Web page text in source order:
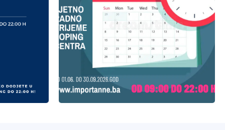
našem
Ljetno radno vrijeme
Importanne šoping centra
Poštovani posjetioci,
obavještavamo vas da je novo
ljetno radno vrijeme Importanne
šoping centra od 09:00 do